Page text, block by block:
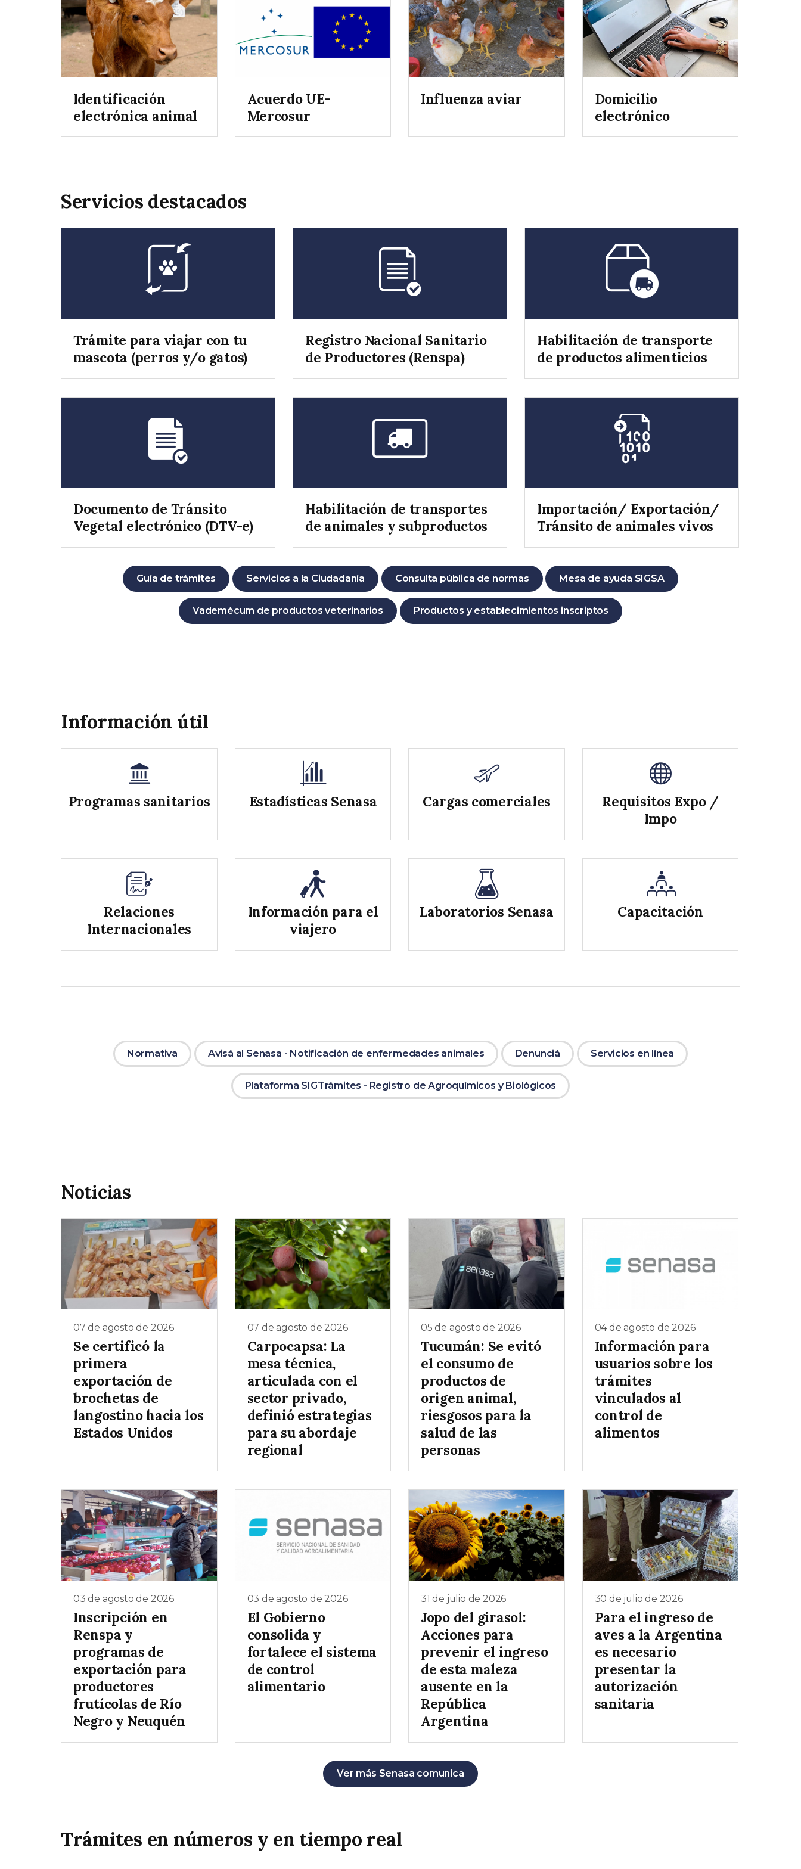
Identificación
electrónica animal
Acuerdo UE-
Mercosur
Influenza aviar
Domicilio
electrónico
Servicios destacados
Trámite para viajar con tu
mascota (perros y/o gatos)
Registro Nacional Sanitario
de Productores (Renspa)
Habilitación de transporte
de productos alimenticios
Documento de Tránsito
Vegetal electrónico (DTV-e)
Habilitación de transportes
de animales y subproductos
Importación/ Exportación/
Tránsito de animales vivos
Guía de trámites Servicios a la Ciudadanía Consulta pública de normas Mesa de ayuda SIGSA
Vademécum de productos veterinarios Productos y establecimientos inscriptos
Información útil
Programas sanitarios Estadísticas Senasa Cargas comerciales
Requisitos Expo /
Impo
Relaciones
Internacionales
Información para el
viajero
Laboratorios Senasa Capacitación
Normativa Avisá al Senasa - Notificación de enfermedades animales Denunciá Servicios en línea
Plataforma SIGTrámites - Registro de Agroquímicos y Biológicos
Noticias
07 de agosto de 2026
Se certificó la
primera
exportación de
brochetas de
langostino hacia los
Estados Unidos
07 de agosto de 2026
Carpocapsa: La
mesa técnica,
articulada con el
sector privado,
definió estrategias
para su abordaje
regional
05 de agosto de 2026
Tucumán: Se evitó
el consumo de
productos de
origen animal,
riesgosos para la
salud de las
personas
04 de agosto de 2026
Información para
usuarios sobre los
trámites
vinculados al
control de
alimentos
03 de agosto de 2026
Inscripción en
Renspa y
programas de
exportación para
productores
frutícolas de Río
Negro y Neuquén
03 de agosto de 2026
El Gobierno
consolida y
fortalece el sistema
de control
alimentario
31 de julio de 2026
Jopo del girasol:
Acciones para
prevenir el ingreso
de esta maleza
ausente en la
República
Argentina
30 de julio de 2026
Para el ingreso de
aves a la Argentina
es necesario
presentar la
autorización
sanitaria
Ver más Senasa comunica
Trámites en números y en tiempo real